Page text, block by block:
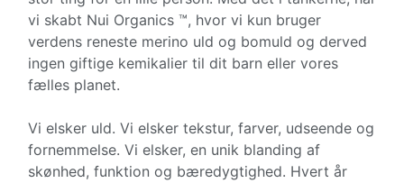
vi skabt Nui Organics ™, hvor vi kun bruger
verdens reneste merino uld og bomuld og derved
ingen giftige kemikalier til dit barn eller vores
fælles planet.
Vi elsker uld. Vi elsker tekstur, farver, udseende og
fornemmelse. Vi elsker, en unik blanding af
skønhed, funktion og bæredygtighed. Hvert år